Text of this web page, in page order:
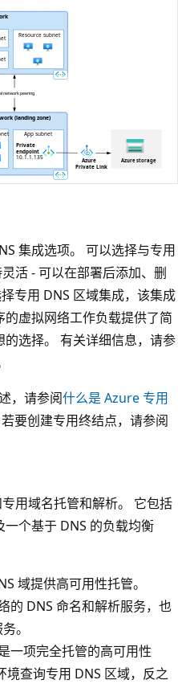
集成选项。 可以选择与专用
活 - 可以在部署后添加、删
专用 DNS 区域集成，该集成
虚拟网络工作负载提供了简
选择。 有关详细信息，请参
，请参阅什么是 Azure 专用
要创建专用终结点，请参阅
用域名托管和解析。 它包括
个基于 DNS 的负载均衡
域提供高可用性托管。
的 DNS 命名和解析服务，也
。
一项完全托管的高可用性
境查询专用 DNS 区域，反之